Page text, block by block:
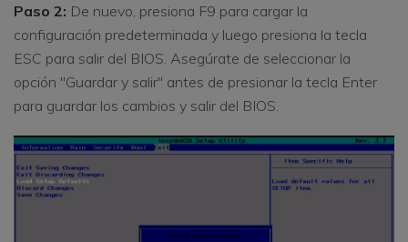
Paso 2: De nuevo, presiona F9 para cargar la
configuración predeterminada y luego presiona la tecla
ESC para salir del BIOS. Asegúrate de seleccionar la
opción "Guardar y salir" antes de presionar la tecla Enter
para guardar los cambios y salir del BIOS.